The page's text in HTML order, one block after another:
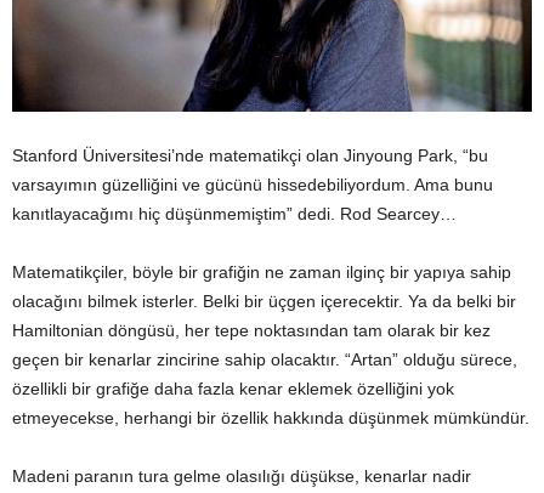
Stanford Üniversitesi’nde matematikçi olan Jinyoung Park, “bu
varsayımın güzelliğini ve gücünü hissedebiliyordum. Ama bunu
kanıtlayacağımı hiç düşünmemiştim” dedi. Rod Searcey…
Matematikçiler, böyle bir grafiğin ne zaman ilginç bir yapıya sahip
olacağını bilmek isterler. Belki bir üçgen içerecektir. Ya da belki bir
Hamiltonian döngüsü, her tepe noktasından tam olarak bir kez
geçen bir kenarlar zincirine sahip olacaktır. “Artan” olduğu sürece,
özellikli bir grafiğe daha fazla kenar eklemek özelliğini yok
etmeyecekse, herhangi bir özellik hakkında düşünmek mümkündür.
Madeni paranın tura gelme olasılığı düşükse, kenarlar nadir